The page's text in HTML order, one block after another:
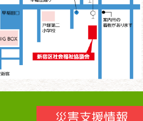
災害支援情報